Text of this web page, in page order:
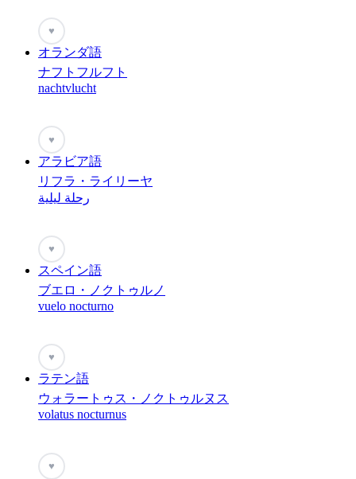
♥
オランダ語
ナフトフルフト
nachtvlucht
♥
アラビア語
リフラ・ライリーヤ
رحلة ليلية
♥
スペイン語
ブエロ・ノクトゥルノ
vuelo nocturno
♥
ラテン語
ウォラートゥス・ノクトゥルヌス
volatus nocturnus
♥